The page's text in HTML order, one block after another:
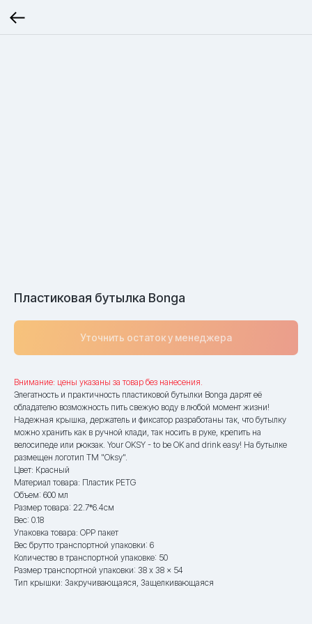
Пластиковая бутылка Bonga
Уточнить остаток у менеджера
Внимание: цены указаны за товар без нанесения.
Элегатность и практичность пластиковой бутылки Bonga дарят её
обладателю возможность пить свежую воду в любой момент жизни!
Надежная крышка, держатель и фиксатор разработаны так, что бутылку
можно хранить как в ручной клади, так носить в руке, крепить на
велосипеде или рюкзак. Your OKSY - to be OK and drink easy! На бутылке
размещен логотип ТМ "Oksy".
Цвет: Красный
Материал товара: Пластик PETG
Объем: 600 мл
Размер товара: 22.7*6.4см
Вес: 0.18
Упаковка товара: OPP пакет
Вес брутто транспортной упаковки: 6
Количество в транспортной упаковке: 50
Размер транспортной упаковки: 38 x 38 x 54
Тип крышки: Закручивающаяся, Защелкивающаяся